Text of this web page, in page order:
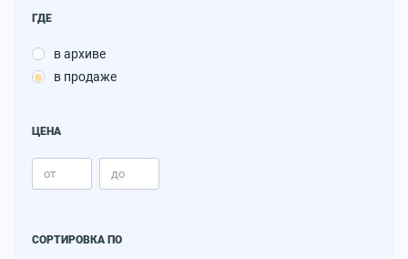
ГДЕ
в архиве
в продаже
ЦЕНА
СОРТИРОВКА ПО